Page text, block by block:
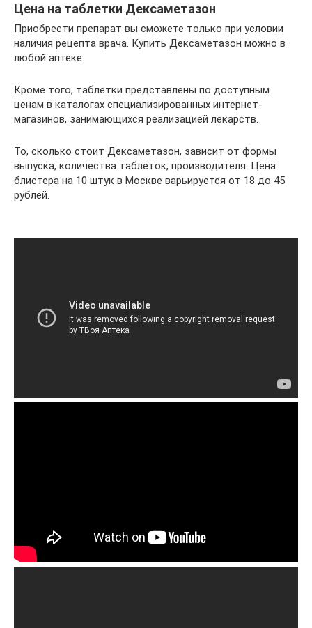
Цена на таблетки Дексаметазон
Приобрести препарат вы сможете только при условии
наличия рецепта врача. Купить Дексаметазон можно в
любой аптеке.
Кроме того, таблетки представлены по доступным
ценам в каталогах специализированных интернет-
магазинов, занимающихся реализацией лекарств.
То, сколько стоит Дексаметазон, зависит от формы
выпуска, количества таблеток, производителя. Цена
блистера на 10 штук в Москве варьируется от 18 до 45
рублей.